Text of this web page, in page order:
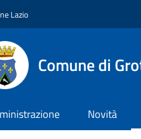
Lazio
Comune di
Novità